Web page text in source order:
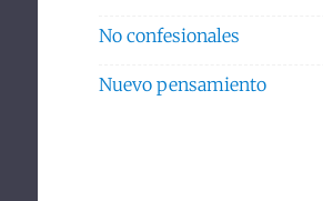
No confesionales
Nuevo pensamiento